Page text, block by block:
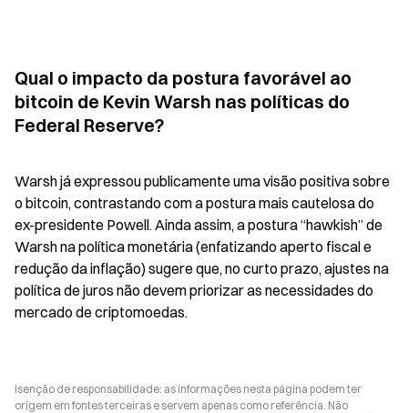
Qual o impacto da postura favorável ao
bitcoin de Kevin Warsh nas políticas do
Federal Reserve?
Warsh já expressou publicamente uma visão positiva sobre
o bitcoin, contrastando com a postura mais cautelosa do
ex-presidente Powell. Ainda assim, a postura “hawkish” de
Warsh na política monetária (enfatizando aperto fiscal e
redução da inflação) sugere que, no curto prazo, ajustes na
política de juros não devem priorizar as necessidades do
mercado de criptomoedas.
Isenção de responsabilidade: as informações nesta página podem ter
origem em fontes terceiras e servem apenas como referência. Não